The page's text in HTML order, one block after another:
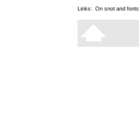
Links: On snot and fonts